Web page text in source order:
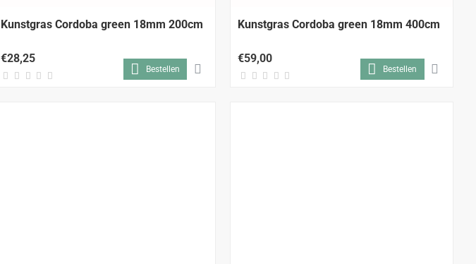
Kunstgras Cordoba green 18mm 200cm
€28,25
Bestellen
Kunstgras Cordoba green 18mm 400cm
€59,00
Bestellen